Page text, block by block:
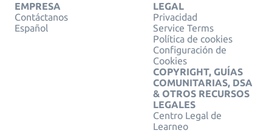
EMPRESA
Contáctanos
Español
LEGAL
Privacidad
Service Terms
Política de cookies
Configuración de
Cookies
COPYRIGHT, GUÍAS
COMUNITARIAS, DSA
& OTROS RECURSOS
LEGALES
Centro Legal de
Learneo